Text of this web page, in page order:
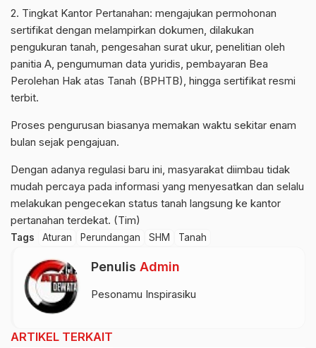
2. Tingkat Kantor Pertanahan: mengajukan permohonan
sertifikat dengan melampirkan dokumen, dilakukan
pengukuran tanah, pengesahan surat ukur, penelitian oleh
panitia A, pengumuman data yuridis, pembayaran Bea
Perolehan Hak atas Tanah (BPHTB), hingga sertifikat resmi
terbit.
Proses pengurusan biasanya memakan waktu sekitar enam
bulan sejak pengajuan.
Dengan adanya regulasi baru ini, masyarakat diimbau tidak
mudah percaya pada informasi yang menyesatkan dan selalu
melakukan pengecekan status tanah langsung ke kantor
pertanahan terdekat. (Tim)
Tags Aturan Perundangan SHM Tanah
Penulis Admin
Pesonamu Inspirasiku
ARTIKEL TERKAIT